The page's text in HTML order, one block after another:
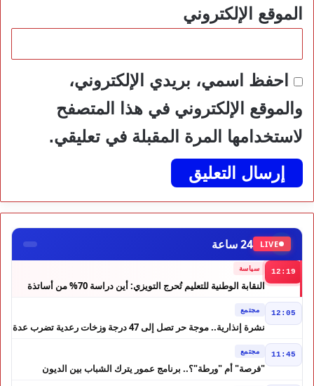
الموقع الإلكتروني
احفظ اسمي، بريدي الإلكتروني،
والموقع الإلكتروني في هذا المتصفح
لاستخدامها المرة المقبلة في تعليقي.
LIVE 24 ساعة
12:19 سياسة
النقابة الوطنية للتعليم تُحرج التويزي: أين دراسة 70% من أساتذة
12:05 مجتمع
نشرة إنذارية.. موجة حر تصل إلى 47 درجة وزخات رعدية تضرب عدة
11:45 مجتمع
"فرصة" أم "ورطة"؟.. برنامج عمور يترك الشباب بين الديون